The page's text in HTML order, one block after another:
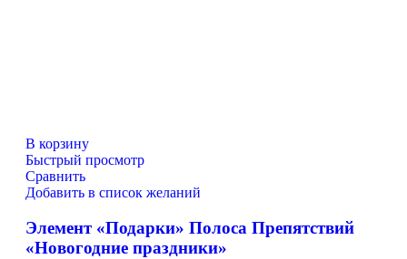
В корзину
Быстрый просмотр
Сравнить
Добавить в список желаний
Элемент «Подарки» Полоса Препятствий
«Новогодние праздники»